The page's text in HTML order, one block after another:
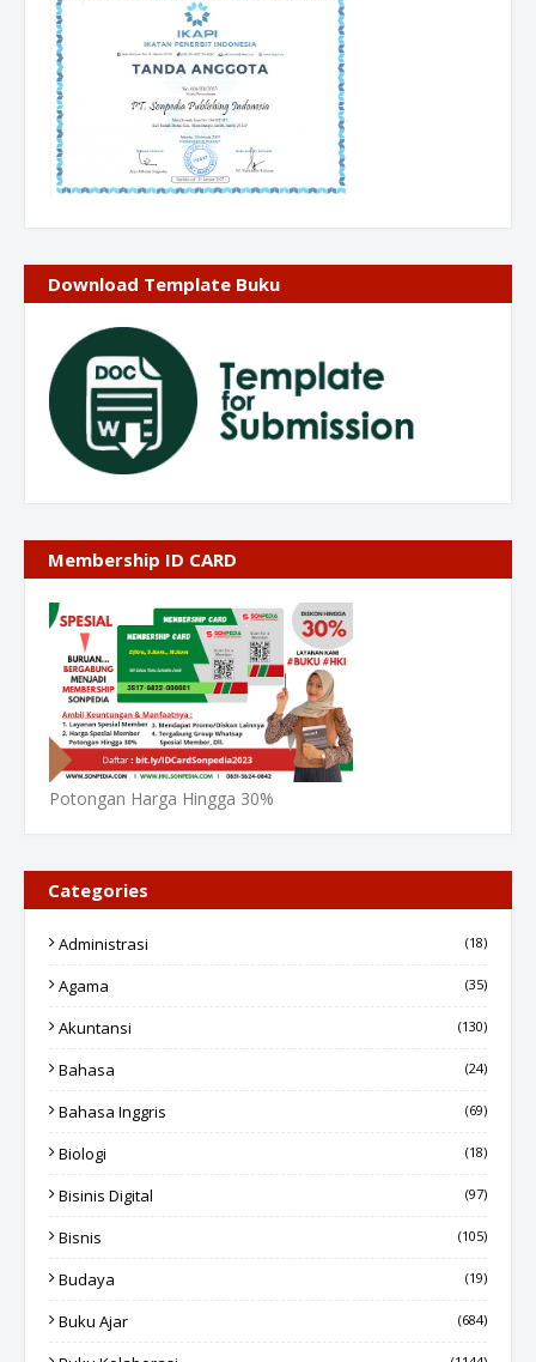
Download Template Buku
Membership ID CARD
Potongan Harga Hingga 30%
Categories
Administrasi (18)
Agama (35)
Akuntansi (130)
Bahasa (24)
Bahasa Inggris (69)
Biologi (18)
Bisinis Digital (97)
Bisnis (105)
Budaya (19)
Buku Ajar (684)